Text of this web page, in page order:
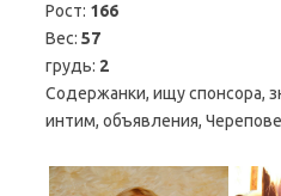
Рост: 166
Вес: 57
грудь: 2
Содержанки, ищу спонсора,
интим, объявления,